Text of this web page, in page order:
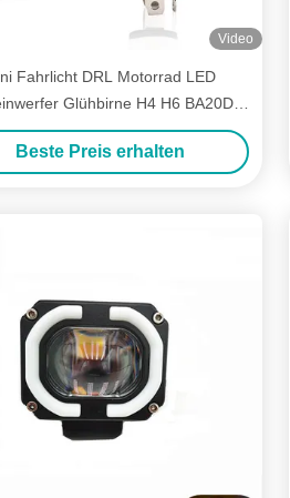
Video
Fahrlicht DRL Motorrad LED
Glühbirne H4 H6 BA20D
Auto Auto Fisheye Projektor
Objektiv Doppelfarbe
Beste Preis erhalten